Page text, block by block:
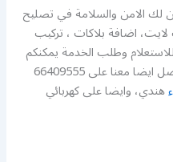
24 ساعة تضمن لك الامن والسلامة في تصليح
اضافة بلاكات ، تركيب
وطلب الخدمة يمكنكم
التواصل معنا هاتفيا كما يمكنكم التواصل ايضا معنا على 66409555
هندي، وايضا على كهربائي